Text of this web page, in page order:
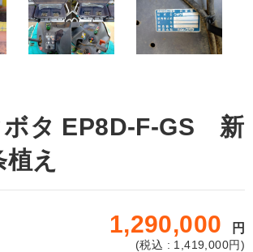
ボタ EP8D-F-GS 新
え
1,290,000 円
(税込 : 1,419,000円)